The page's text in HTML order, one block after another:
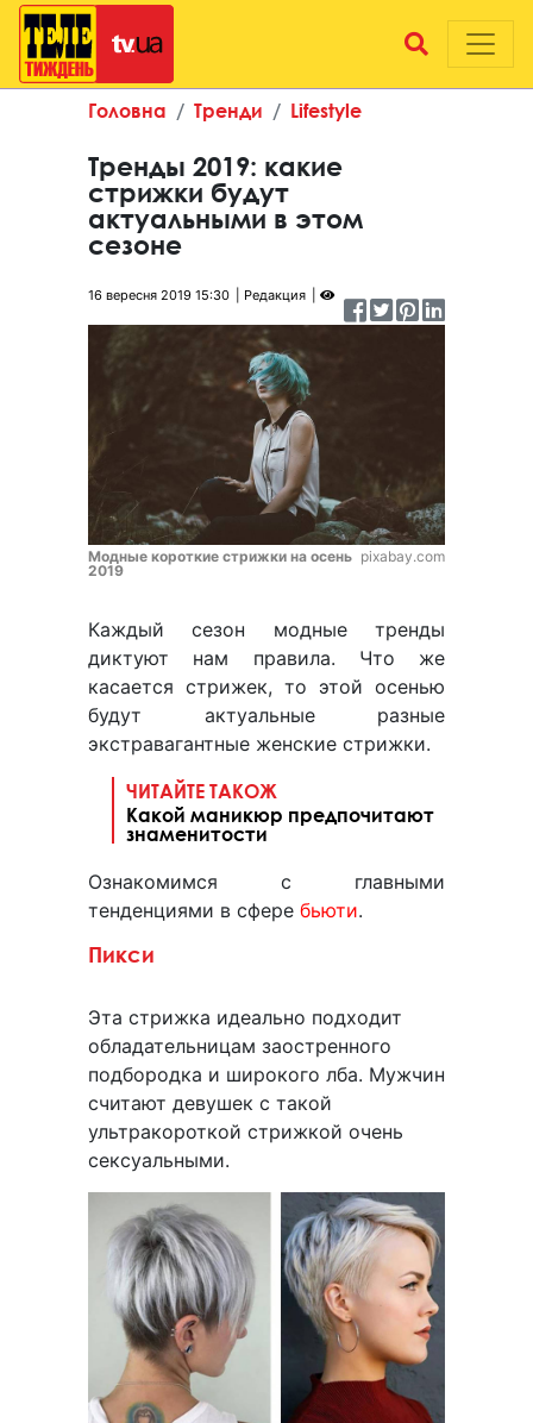
Головна Тренди Lifestyle
Тренды 2019: какие
стрижки будут
актуальными в этом
сезоне
16 вересня 2019 15:30 Редакция
Модные короткие стрижки на осень
2019
pixabay.com
Каждый сезон модные тренды
диктуют нам правила. Что же
касается стрижек, то этой осенью
будут актуальные разные
экстравагантные женские стрижки.
ЧИТАЙТЕ ТАКОЖ
Какой маникюр предпочитают
знаменитости
Ознакомимся с главными
тенденциями в сфере бьюти.
Пикси
Эта стрижка идеально подходит
обладательницам заостренного
подбородка и широкого лба. Мужчин
считают девушек с такой
ультракороткой стрижкой очень
сексуальными.